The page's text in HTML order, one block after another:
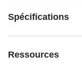
Spécifications
Ressources